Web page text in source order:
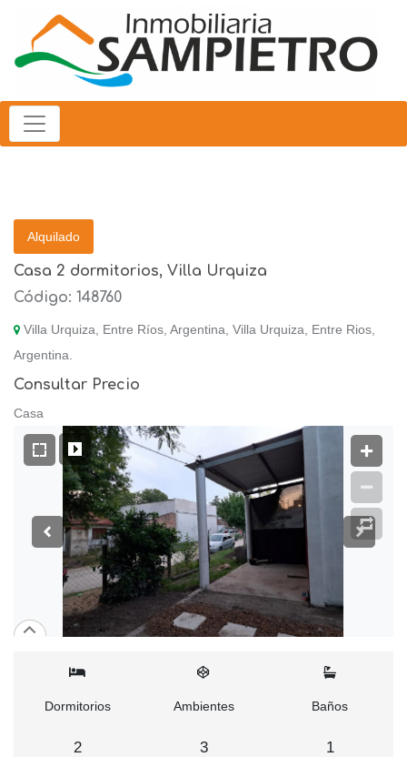
Alquilado
Casa 2 dormitorios, Villa Urquiza
Código: 148760
Villa Urquiza, Entre Ríos, Argentina, Villa Urquiza, Entre Rios,
Argentina.
Consultar Precio
Casa
Dormitorios
2
Ambientes
3
Baños
1